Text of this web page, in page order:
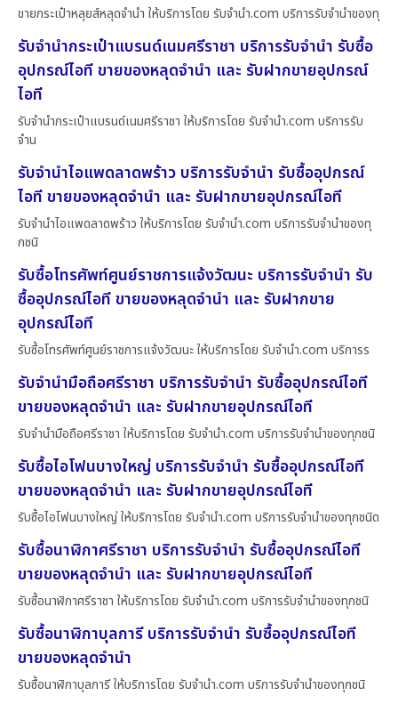
ขายกระเป๋าหลุยส์หลุดจำนำ ให้บริการโดย รับจํานํา.com บริการรับจำนำของทุ
รับจำนำกระเป๋าแบรนด์เนมศรีราชา บริการรับจำนำ รับซื้อ
อุปกรณ์ไอที ขายของหลุดจำนำ และ รับฝากขายอุปกรณ์
ไอที
รับจำนำกระเป๋าแบรนด์เนมศรีราชา ให้บริการโดย รับจํานํา.com บริการรับ
จำน
รับจำนำไอแพดลาดพร้าว บริการรับจำนำ รับซื้ออุปกรณ์
ไอที ขายของหลุดจำนำ และ รับฝากขายอุปกรณ์ไอที
รับจำนำไอแพดลาดพร้าว ให้บริการโดย รับจํานํา.com บริการรับจำนำของทุ
กชนิ
รับซื้อโทรศัพท์ศูนย์ราชการแจ้งวัฒนะ บริการรับจำนำ รับ
ซื้ออุปกรณ์ไอที ขายของหลุดจำนำ และ รับฝากขาย
อุปกรณ์ไอที
รับซื้อโทรศัพท์ศูนย์ราชการแจ้งวัฒนะ ให้บริการโดย รับจํานํา.com บริการร
รับจำนำมือถือศรีราชา บริการรับจำนำ รับซื้ออุปกรณ์ไอที
ขายของหลุดจำนำ และ รับฝากขายอุปกรณ์ไอที
รับจำนำมือถือศรีราชา ให้บริการโดย รับจํานํา.com บริการรับจำนำของทุกชนิ
รับซื้อไอโฟนบางใหญ่ บริการรับจำนำ รับซื้ออุปกรณ์ไอที
ขายของหลุดจำนำ และ รับฝากขายอุปกรณ์ไอที
รับซื้อไอโฟนบางใหญ่ ให้บริการโดย รับจํานํา.com บริการรับจำนำของทุกชนิด
รับซื้อนาฬิกาศรีราชา บริการรับจำนำ รับซื้ออุปกรณ์ไอที
ขายของหลุดจำนำ และ รับฝากขายอุปกรณ์ไอที
รับซื้อนาฬิกาศรีราชา ให้บริการโดย รับจํานํา.com บริการรับจำนำของทุกชนิ
รับซื้อนาฬิกาบุลการี บริการรับจำนำ รับซื้ออุปกรณ์ไอที
ขายของหลุดจำนำ
รับซื้อนาฬิกาบุลการี ให้บริการโดย รับจํานํา.com บริการรับจำนำของทุกชนิ